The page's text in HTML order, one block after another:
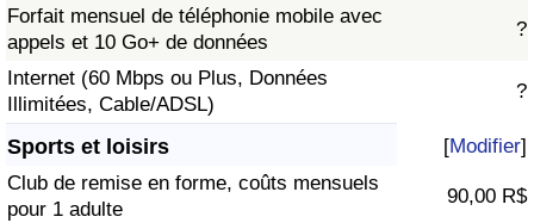
Forfait mensuel de téléphonie mobile avec
appels et 10 Go+ de données
?
Internet (60 Mbps ou Plus, Données
Illimitées, Cable/ADSL)
?
Sports et loisirs [Modifier]
Club de remise en forme, coûts mensuels
pour 1 adulte
90,00 R$